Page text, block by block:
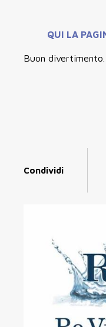
QUI LA
Buon divertimento.
Condividi